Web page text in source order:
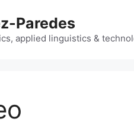
Paredes
applied linguistics &